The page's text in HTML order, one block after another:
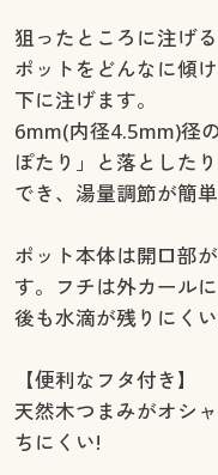
狙ったところに注げ
ポットをどんなに傾
下に注げます。
6mm(内径4.5mm)径
ぽたり」と落とした
でき、湯量調節が簡単
ポット本体は開口部
す。フチは外カール
後も水滴が残りにくい
【便利なフタ付き】
天然木つまみがオシ
ちにくい!